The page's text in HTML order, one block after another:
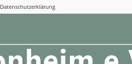
Datenschutzerklärung